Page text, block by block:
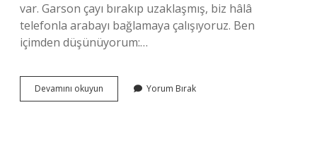
var. Garson çayı bırakıp uzaklaşmış, biz hâlâ
telefonla arabayı bağlamaya çalışıyoruz. Ben
içimden düşünüyorum:…
Devamını okuyun
modu
Yorum Bırak